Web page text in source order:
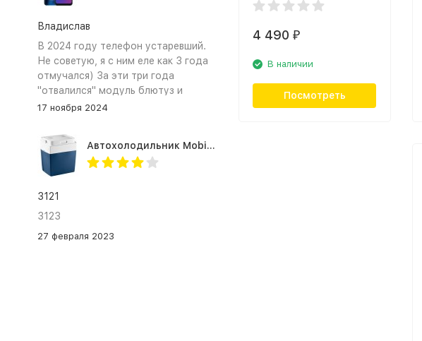
4 490 ₽
В наличии
Посмотреть
Владислав
В 2024 году телефон устаревший.
Не советую, я с ним еле как 3 года
отмучался) За эти три года
"отвалился" модуль блютуз и
сканер отпечатка пальца
17 ноября 2024
Автохолодильник Mobicool MV26 AC/DC
3121
3123
27 февраля 2023